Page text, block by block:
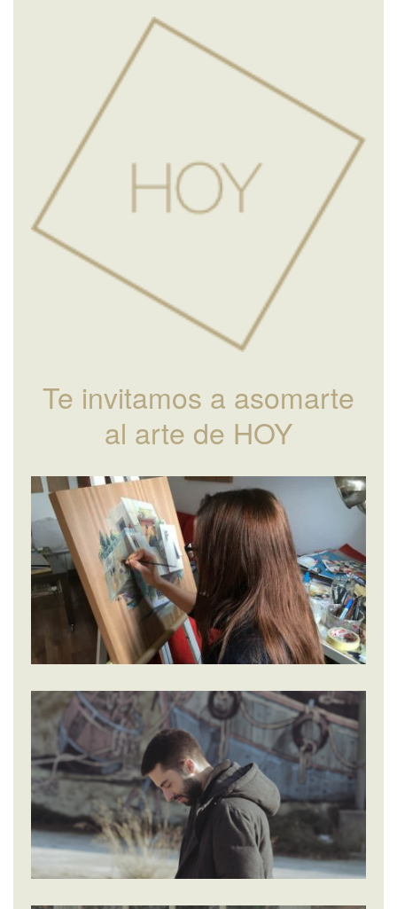
Te invitamos a asomarte
al arte de HOY